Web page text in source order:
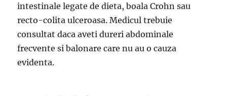
intestinale legate de dieta, boala Crohn sau
recto-colita ulceroasa. Medicul trebuie
consultat daca aveti dureri abdominale
frecvente si balonare care nu au o cauza
evidenta.